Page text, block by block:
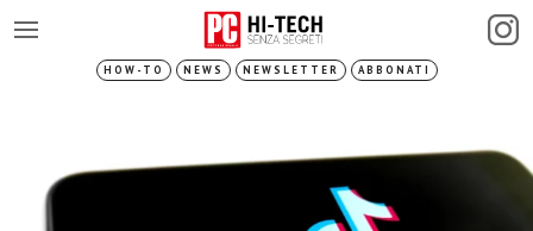
HOW-TO NEWS NEWSLETTER ABBONATI